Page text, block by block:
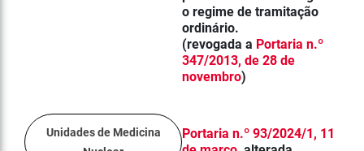
o regime de tramitação
ordinário.
(revogada a Portaria n.º
347/2013, de 28 de
novembro)
Unidades de Medicina
Portaria n.º 93/2024/1, 11